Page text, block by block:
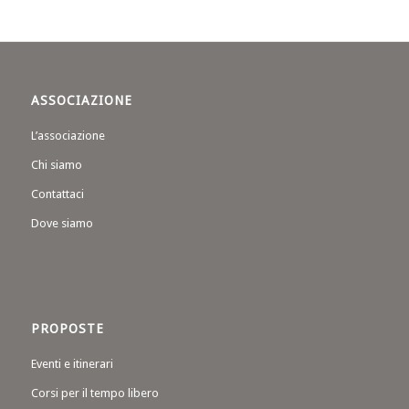
ASSOCIAZIONE
L’associazione
Chi siamo
Contattaci
Dove siamo
PROPOSTE
Eventi e itinerari
Corsi per il tempo libero